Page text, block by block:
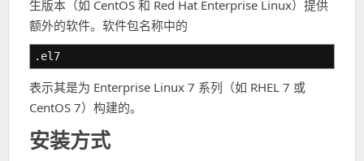
生版本（如 CentOS 和 Red Hat Enterprise Linux）提供
额外的软件。软件包名称中的
.el7
表示其是为 Enterprise Linux 7 系列（如 RHEL 7 或
CentOS 7）构建的。
安装方式